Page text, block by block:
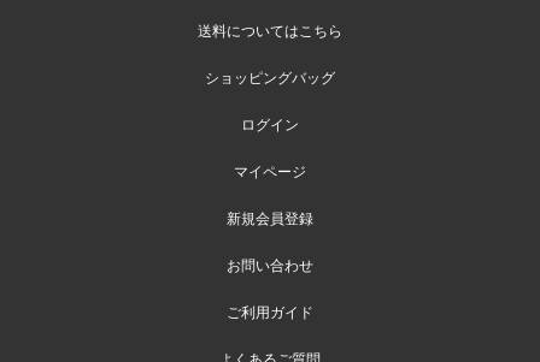
送料についてはこちら
ショッピングバッグ
ログイン
マイページ
新規会員登録
お問い合わせ
ご利用ガイド